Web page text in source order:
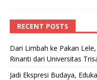
RECENT POSTS
Dari Limbah ke Pakan
Rinanti dari Universitas
Jadi Ekspresi Budaya,